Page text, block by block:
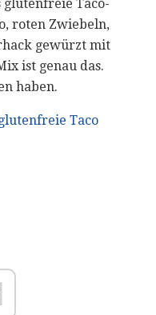
glutenfreie Taco-
roten Zwiebeln,
gewürzt mit
ist genau das.
haben.
Taco